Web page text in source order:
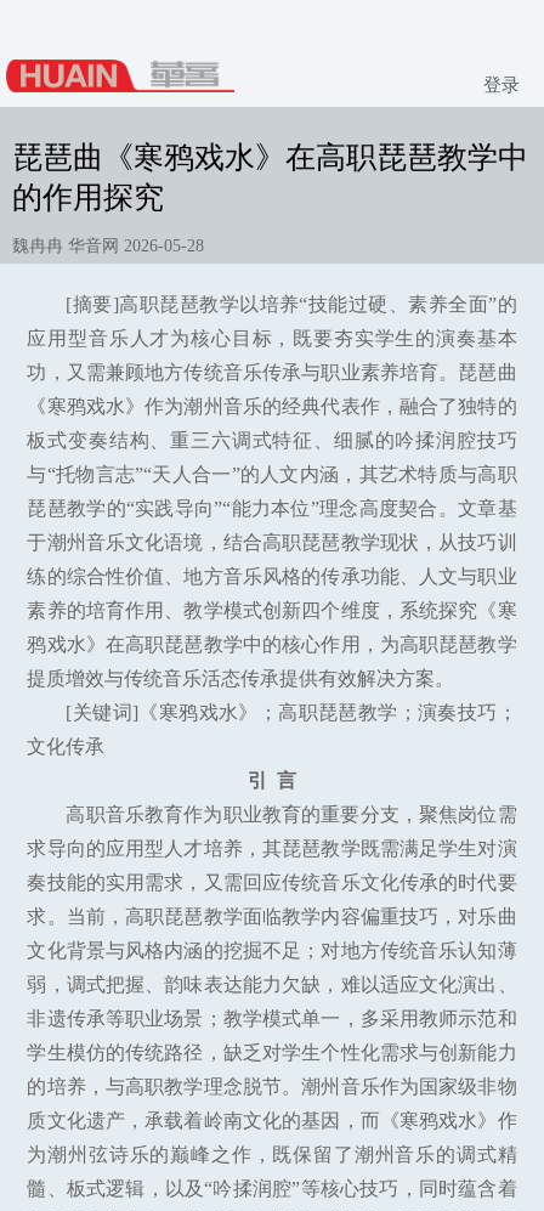
登录
琵琶曲《寒鸦戏水》在高职琵琶教学中
的作用探究
魏冉冉 华音网 2026-05-28
[摘要]高职琵琶教学以培养“技能过硬、素养全面”的
应用型音乐人才为核心目标，既要夯实学生的演奏基本
功，又需兼顾地方传统音乐传承与职业素养培育。琵琶曲
《寒鸦戏水》作为潮州音乐的经典代表作，融合了独特的
板式变奏结构、重三六调式特征、细腻的吟揉润腔技巧
与“托物言志”“天人合一”的人文内涵，其艺术特质与高职
琵琶教学的“实践导向”“能力本位”理念高度契合。文章基
于潮州音乐文化语境，结合高职琵琶教学现状，从技巧训
练的综合性价值、地方音乐风格的传承功能、人文与职业
素养的培育作用、教学模式创新四个维度，系统探究《寒
鸦戏水》在高职琵琶教学中的核心作用，为高职琵琶教学
提质增效与传统音乐活态传承提供有效解决方案。
[关键词]《寒鸦戏水》；高职琵琶教学；演奏技巧；
文化传承
引 言
高职音乐教育作为职业教育的重要分支，聚焦岗位需
求导向的应用型人才培养，其琵琶教学既需满足学生对演
奏技能的实用需求，又需回应传统音乐文化传承的时代要
求。当前，高职琵琶教学面临教学内容偏重技巧，对乐曲
文化背景与风格内涵的挖掘不足；对地方传统音乐认知薄
弱，调式把握、韵味表达能力欠缺，难以适应文化演出、
非遗传承等职业场景；教学模式单一，多采用教师示范和
学生模仿的传统路径，缺乏对学生个性化需求与创新能力
的培养，与高职教学理念脱节。潮州音乐作为国家级非物
质文化遗产，承载着岭南文化的基因，而《寒鸦戏水》作
为潮州弦诗乐的巅峰之作，既保留了潮州音乐的调式精
髓、板式逻辑，以及“吟揉润腔”等核心技巧，同时蕴含着